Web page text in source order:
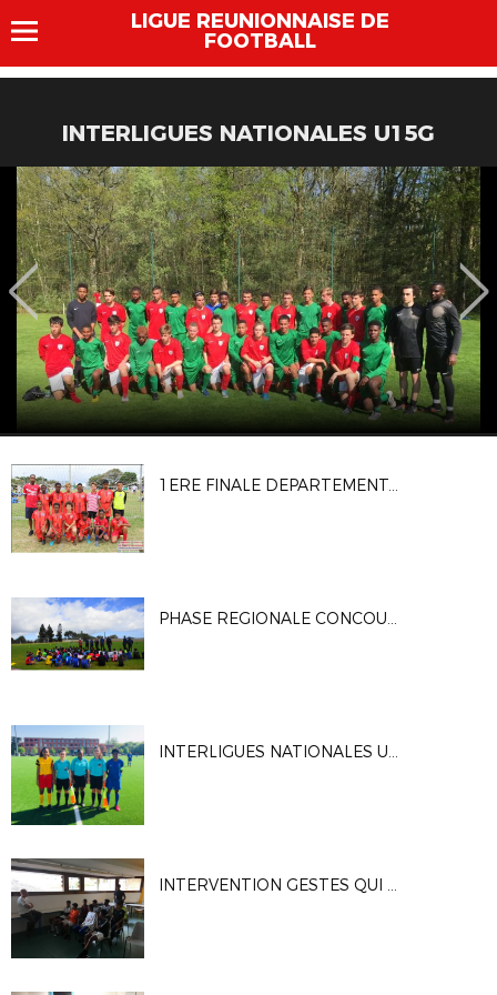
LIGUE REUNIONNAISE DE
FOOTBALL
INTERLIGUES NATIONALES U15G
1ERE FINALE DEPARTEMENTALE FESTIVAL U13 PITCH
PHASE REGIONALE CONCOURS D'ENTREE PEFR 2018
INTERLIGUES NATIONALES U15F
INTERVENTION GESTES QUI SAUVENT PEFR